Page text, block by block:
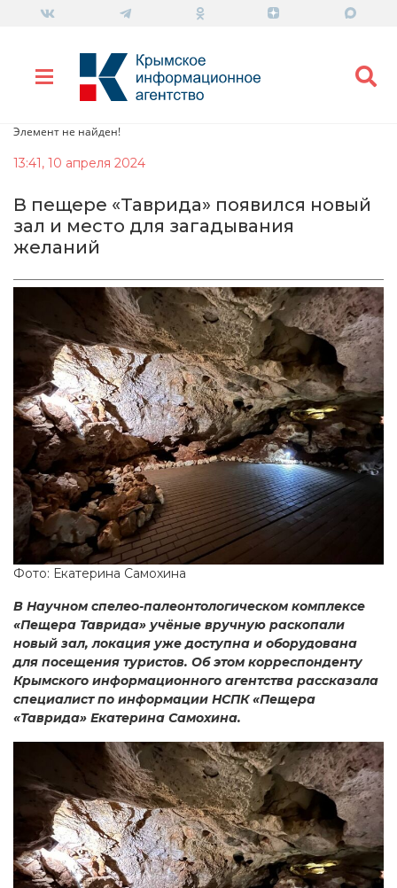
Элемент не найден!
13:41, 10 апреля 2024
В пещере «Таврида» появился новый
зал и место для загадывания
желаний
Фото: Екатерина Самохина
В Научном спелео-палеонтологическом комплексе
«Пещера Таврида» учёные вручную раскопали
новый зал, локация уже доступна и оборудована
для посещения туристов. Об этом корреспонденту
Крымского информационного агентства рассказала
специалист по информации НСПК «Пещера
«Таврида» Екатерина Самохина.